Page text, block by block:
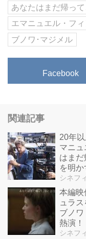
あなたはまだ帰っ
エマニュエル・フ
ブノワ･マジメル
Facebook
関連記事
20年
マニ
はま
を明か
シネフ
本編映
ュラ
ブノ
熱演！
シネフ